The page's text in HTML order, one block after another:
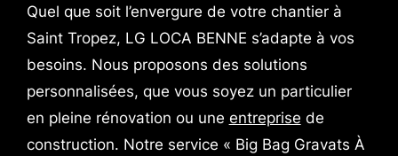
Quel que soit l’envergure de votre chantier à
Saint Tropez, LG LOCA BENNE s’adapte à vos
besoins. Nous proposons des solutions
personnalisées, que vous soyez un particulier
en pleine rénovation ou une entreprise de
construction. Notre service « Big Bag Gravats À